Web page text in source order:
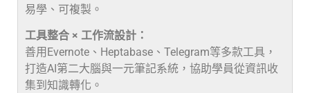
易學、可複製。
工具整合 × 工作流設計：
善用Evernote、Heptabase、Telegram等多款工具，
打造AI第二大腦與一元筆記系統，協助學員從資訊收
集到知識轉化。